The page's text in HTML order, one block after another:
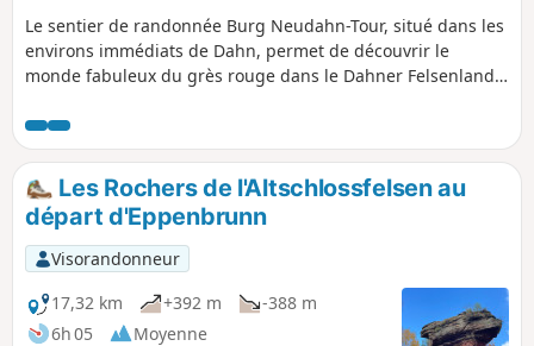
Le sentier de randonnée Burg Neudahn-Tour, situé dans les
environs immédiats de Dahn, permet de découvrir le
monde fabuleux du grès rouge dans le Dahner Felsenland.
rocheuses bizarres portant des noms comme Hexenpilz ou
Satansbrocken. Les ruines du château de Neudahn, qui ont
donné leur nom au circuit, comptent certainement parmi
les points forts, tout comme la spectaculaire porte rocheuse
par laquelle le chemin descend dans la vallée de Moosbach.
Les Rochers de l'Altschlossfelsen au
départ d'Eppenbrunn
Visorandonneur
17,32 km
+392 m
-388 m
6h 05
Moyenne